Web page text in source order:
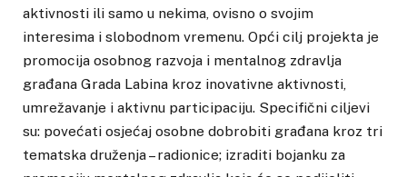
aktivnosti ili samo u nekima, ovisno o svojim
interesima i slobodnom vremenu. Opći cilj projekta je
promocija osobnog razvoja i mentalnog zdravlja
građana Grada Labina kroz inovativne aktivnosti,
umrežavanje i aktivnu participaciju. Specifični ciljevi
su: povećati osjećaj osobne dobrobiti građana kroz tri
tematska druženja – radionice; izraditi bojanku za